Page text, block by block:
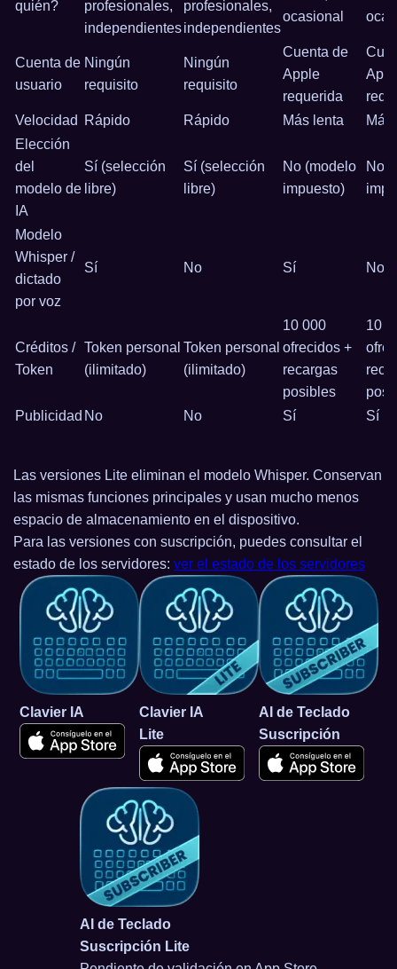
quién?
profesionales,
independientes
profesionales,
independientes
ocasional
Cuenta de
usuario
Ningún
requisito
Ningún
requisito
Cuenta de
Apple
requerida
Velocidad
Rápido Rápido Más lenta
Más
Elección
del
modelo de
IA
Sí (selección
libre)
Sí (selección
libre)
No (modelo
impuesto)
No
Modelo
Whisper /
dictado
por voz
Sí No Sí No
Créditos /
Token
Token personal
(ilimitado)
Token personal
(ilimitado)
10 000
ofrecidos +
recargas
posibles
10
Publicidad No No Sí Sí
Las versiones Lite eliminan el modelo Whisper. Conservan
las mismas funciones principales y usan mucho menos
espacio de almacenamiento en el dispositivo.
Para las versiones con suscripción, puedes consultar el
estado de los servidores: ver el estado de los servidores
Clavier IA
Clavier IA
Lite
AI de Teclado
Suscripción
AI de Teclado
Suscripción Lite